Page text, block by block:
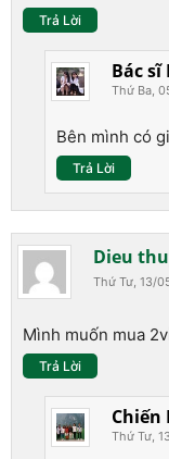
Trả Lời
Bác sĩ
Thứ Ba,
Bên mình có
Trả Lời
Dieu
Thứ Tư, 13/
Mình muốn mua
Trả Lời
Chiến
Thứ Tư,